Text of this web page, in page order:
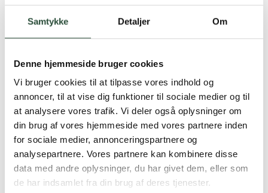
Samtykke Detaljer Om
Denne hjemmeside bruger cookies
Vi bruger cookies til at tilpasse vores indhold og
annoncer, til at vise dig funktioner til sociale medier og til
at analysere vores trafik. Vi deler også oplysninger om
din brug af vores hjemmeside med vores partnere inden
for sociale medier, annonceringspartnere og
analysepartnere. Vores partnere kan kombinere disse
data med andre oplysninger, du har givet dem, eller som
de har indsamlet fra din brug af deres tjenester.
Hurtig levering (30 min. i Kbh)
Faste lave priser*
*Gælder ikke ernæringsprodukter.
Stort udvalg af kendte
produkter
Vi tilbyder et stort udvalg af kendte
cremer, vitaminer og andre spændende
produkter – altid til fast lav pris.